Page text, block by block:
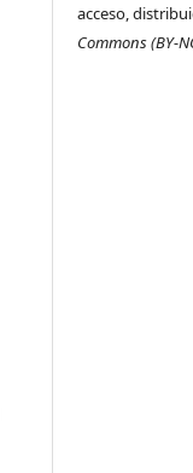
acceso,
Commons(BY-